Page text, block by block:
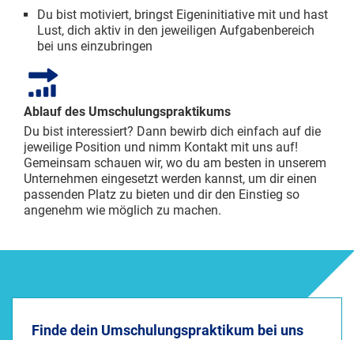
Du bist motiviert, bringst Eigeninitiative mit und hast
Lust, dich aktiv in den jeweiligen Aufgabenbereich
bei uns einzubringen
Ablauf des Umschulungspraktikums
Du bist interessiert? Dann bewirb dich einfach auf die
jeweilige Position und nimm Kontakt mit uns auf!
Gemeinsam schauen wir, wo du am besten in unserem
Unternehmen eingesetzt werden kannst, um dir einen
passenden Platz zu bieten und dir den Einstieg so
angenehm wie möglich zu machen.
Finde dein Umschulungspraktikum bei uns